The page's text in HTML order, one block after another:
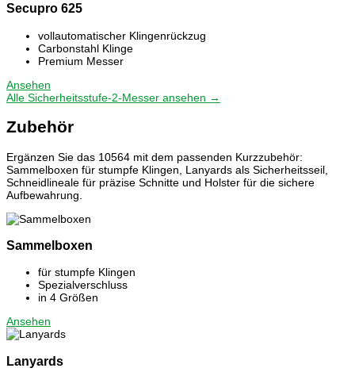
Secupro 625
vollautomatischer Klingenrückzug
Carbonstahl Klinge
Premium Messer
Ansehen
Alle Sicherheitsstufe-2-Messer ansehen →
Zubehör
Ergänzen Sie das 10564 mit dem passenden Kurzzubehör:
Sammelboxen für stumpfe Klingen, Lanyards als Sicherheitsseil,
Schneidlineale für präzise Schnitte und Holster für die sichere
Aufbewahrung.
Sammelboxen
für stumpfe Klingen
Spezialverschluss
in 4 Größen
Ansehen
Lanyards